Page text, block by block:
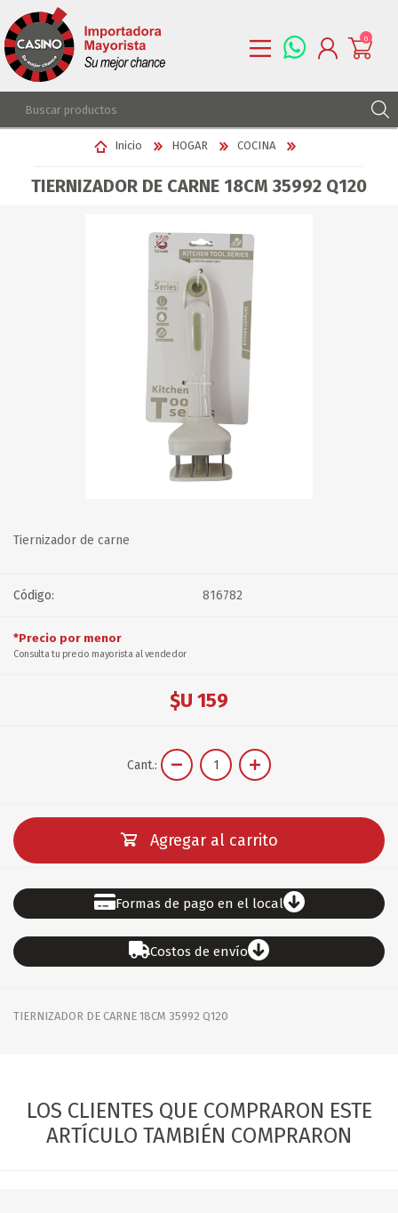
REGISTRARSE
LISTA DE DESEOS
0
Inicio HOGAR COCINA
TIERNIZADOR DE CARNE 18CM 35992 Q120
Tiernizador de carne
Código: 816782
*Precio por menor
Consulta tu precio mayorista al vendedor
$U 159
Cant.:
Agregar al carrito
Formas de pago en el local
Costos de envío
TIERNIZADOR DE CARNE 18CM 35992 Q120
LOS CLIENTES QUE COMPRARON ESTE
ARTÍCULO TAMBIÉN COMPRARON